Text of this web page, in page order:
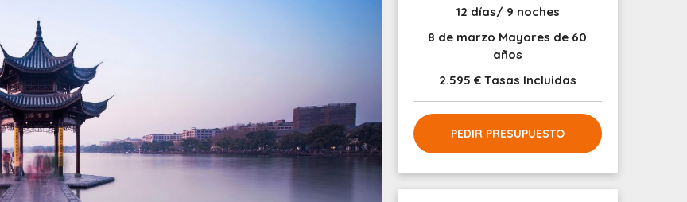
12 días/ 9 noches
8 de marzo Mayores de 60
años
2.595 € Tasas Incluidas
PEDIR PRESUPUESTO